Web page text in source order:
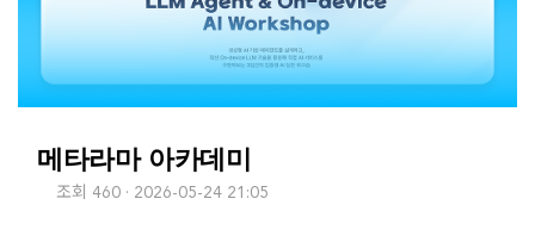
메타라마 아카데미
조회 460 2026-05-24 21:05